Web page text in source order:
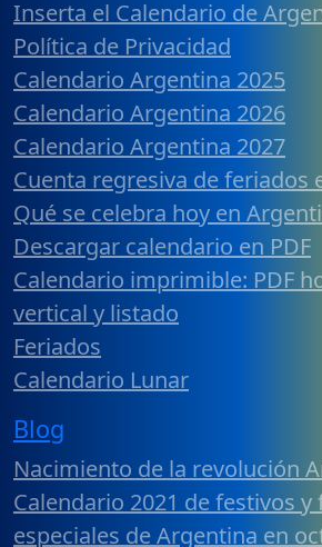
Inserta el Calendario de
Política de Privacidad
Calendario Argentina 2025
Calendario Argentina 2026
Calendario Argentina 2027
Cuenta regresiva de feriados
Qué se celebra hoy en
Descargar calendario en PDF
Calendario imprimible: PDF
vertical y listado
Feriados
Calendario Lunar
Blog
Nacimiento de la revolución
Calendario 2021 de festivos y
especiales de Argentina en